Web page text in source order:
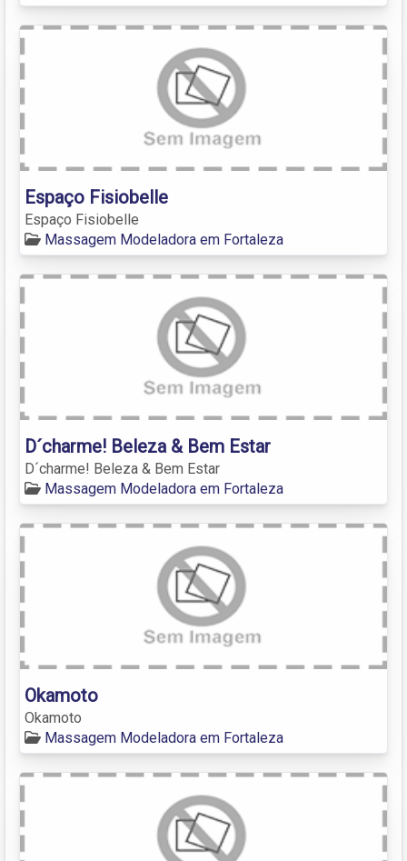
Espaço Fisiobelle
Espaço Fisiobelle
Massagem Modeladora em Fortaleza
D´charme! Beleza & Bem Estar
D´charme! Beleza & Bem Estar
Massagem Modeladora em Fortaleza
Okamoto
Okamoto
Massagem Modeladora em Fortaleza